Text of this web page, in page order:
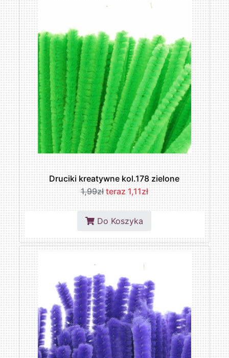
Druciki kreatywne kol.178 zielone
1,99zł teraz 1,11zł
Do Koszyka